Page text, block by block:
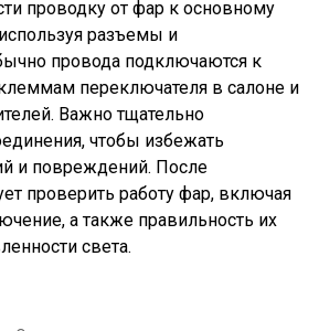
проводку от фар к основному
разъемы и
провода подключаются к
переключателя в салоне и
Важно тщательно
чтобы избежать
и повреждений. После
проверить работу фар, включая
а также правильность их
света.